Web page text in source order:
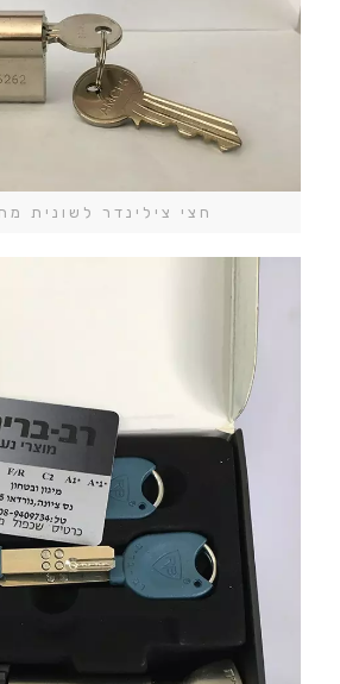
חצי צילינדר לשונית